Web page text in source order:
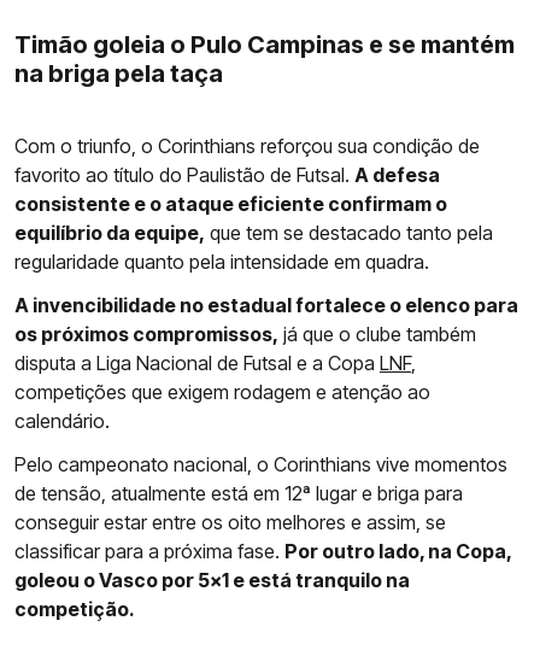
Timão goleia o Pulo Campinas e se mantém
na briga pela taça
Com o triunfo, o Corinthians reforçou sua condição de
favorito ao título do Paulistão de Futsal. A defesa
consistente e o ataque eficiente confirmam o
equilíbrio da equipe, que tem se destacado tanto pela
regularidade quanto pela intensidade em quadra.
A invencibilidade no estadual fortalece o elenco para
os próximos compromissos, já que o clube também
disputa a Liga Nacional de Futsal e a Copa LNF,
competições que exigem rodagem e atenção ao
calendário.
Pelo campeonato nacional, o Corinthians vive momentos
de tensão, atualmente está em 12ª lugar e briga para
conseguir estar entre os oito melhores e assim, se
classificar para a próxima fase. Por outro lado, na Copa,
goleou o Vasco por 5x1 e está tranquilo na
competição.